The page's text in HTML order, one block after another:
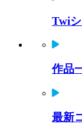
Twiシ
作品
最新